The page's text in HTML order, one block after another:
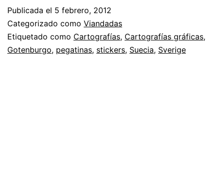
Göteborg,
Suecia
Publicada el 5 febrero, 2012
Categorizado como Viandadas
Etiquetado como Cartografías, Cartografías gráficas,
Gotenburgo, pegatinas, stickers, Suecia, Sverige